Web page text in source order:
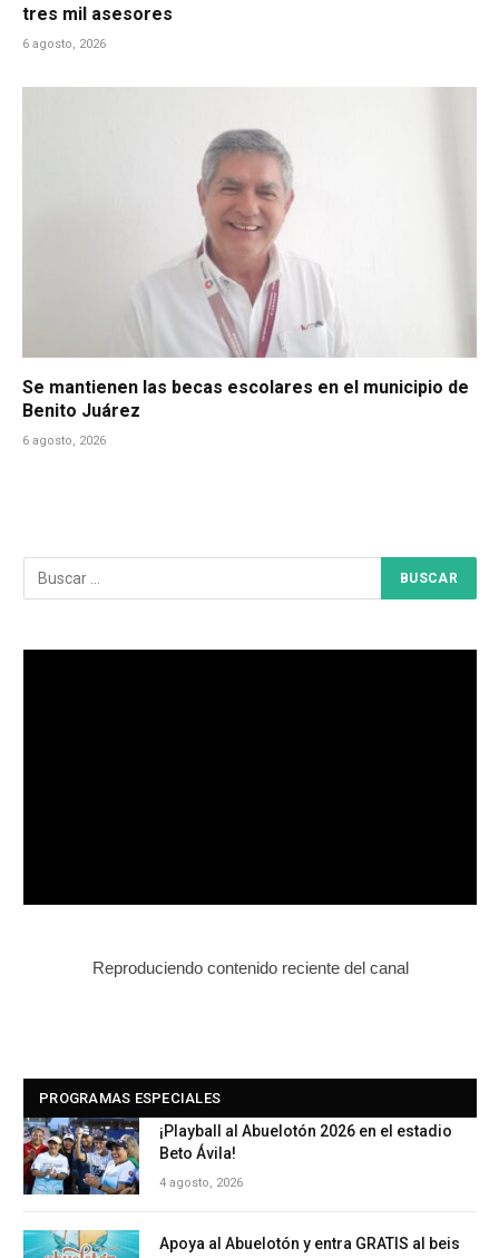
tres mil asesores
6 agosto, 2026
Se mantienen las becas escolares en el municipio de
Benito Juárez
6 agosto, 2026
Reproduciendo contenido reciente del canal
PROGRAMAS ESPECIALES
¡Playball al Abuelotón 2026 en el estadio
Beto Ávila!
4 agosto, 2026
Apoya al Abuelotón y entra GRATIS al beis